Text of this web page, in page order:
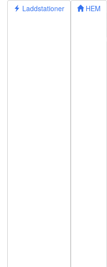
Hoppa Laddstationer HEM